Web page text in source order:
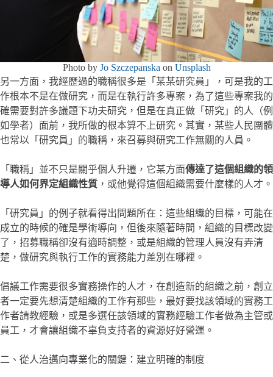
Photo by Jo Szczepanska on Unsplash
另一方面，我經歷過的職稱很多是「某某研究員」，可是我的工
作根本不是在做研究，而是在執行許多專案，為了這些專案我的
確需要對許多議題下功夫研究，但是在真正做「研究」的人（例
如學者）面前，我所做的根本算不上研究。其實，某些人民團體
也常以「研究員」的職稱，來召募與研究工作無關的人員。
「職稱」並不只是關乎個人升遷，它某方面傳達了這個組織的領
導人如何界定組織性質 ，或他覺得這個組織需要什麼樣的人才。
「研究員」的例子就看得出問題所在：這些組織的目標，可能在
成立的時候的確是學術導向，但後來隨著時間，組織的目標改變
了，招募職稱卻沒有適時調整，或是組織的管理人員沒有弄清
楚，做研究與執行工作的實務能力差別在哪裡。
倡議工作需要很多實務操作的人才，在創造新的組織之前，創立
者一定要先想清楚組織的工作有那些，最好要找該領域的實務工
作者請教經驗，或是多選任該領域的實務經驗工作者做為主管或
員工，才會讓組織不辜負支持者的資源好好營運。
二、從人治邁向專業化的關鍵：建立明確的制度